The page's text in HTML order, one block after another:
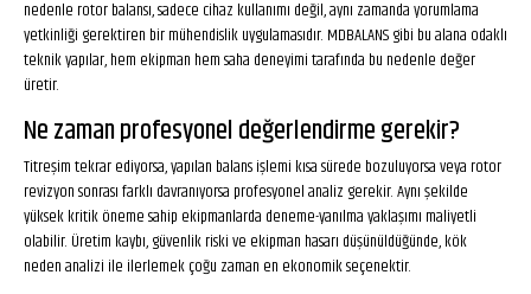
nedenle rotor balansı, sadece cihaz kullanımı değil, aynı zamanda yorumlama
yetkinliği gerektiren bir mühendislik uygulamasıdır. MDBALANS gibi bu alana odaklı
teknik yapılar, hem ekipman hem saha deneyimi tarafında bu nedenle değer
üretir.
Ne zaman profesyonel değerlendirme gerekir?
Titreşim tekrar ediyorsa, yapılan balans işlemi kısa sürede bozuluyorsa veya rotor
revizyon sonrası farklı davranıyorsa profesyonel analiz gerekir. Aynı şekilde
yüksek kritik öneme sahip ekipmanlarda deneme-yanılma yaklaşımı maliyetli
olabilir. Üretim kaybı, güvenlik riski ve ekipman hasarı düşünüldüğünde, kök
neden analizi ile ilerlemek çoğu zaman en ekonomik seçenektir.